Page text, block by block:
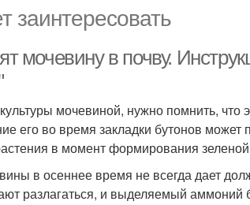
заинтересовать
мочевину в почву.
мочевиной, нужно помнить, что
его во время закладки бутонов
в момент формирования
в осеннее время не всегда дает
разлагаться, и выделяемый аммоний